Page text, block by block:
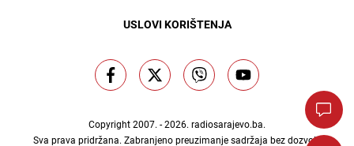
USLOVI KORIŠTENJA
Copyright 2007. - 2026. radiosarajevo.ba.
Sva prava pridržana. Zabranjeno preuzimanje sadržaja bez dozvole